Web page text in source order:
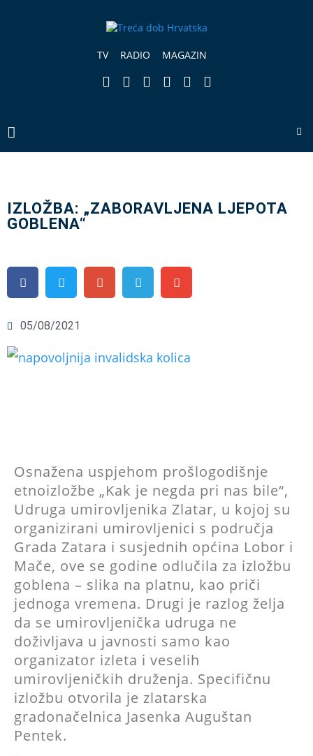
TV RADIO MAGAZIN
IZLOŽBA: „ZABORAVLJENA LJEPOTA
GOBLENA“
05/08/2021
Osnažena uspjehom prošlogodišnje
etnoizložbe „Kak je negda pri nas bile“,
Udruga umirovljenika Zlatar, u kojoj su
organizirani umirovljenici s područja
Grada Zatara i susjednih općina Lobor i
Mače, ove se godine odlučila za izložbu
goblena – slika na platnu, kao priči
jednoga vremena. Drugi je razlog želja
da se umirovljenička udruga ne
doživljava u javnosti samo kao
organizator izleta i veselih
umirovljeničkih druženja. Specifičnu
izložbu otvorila je zlatarska
gradonačelnica Jasenka Auguštan
Pentek.